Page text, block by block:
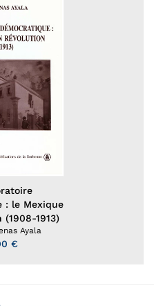
: le Mexique
1913)
Ayala
€